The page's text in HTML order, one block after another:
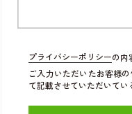
プライバシーポリシーの内
ご入力いただいたお客様
て記載させていただいてい